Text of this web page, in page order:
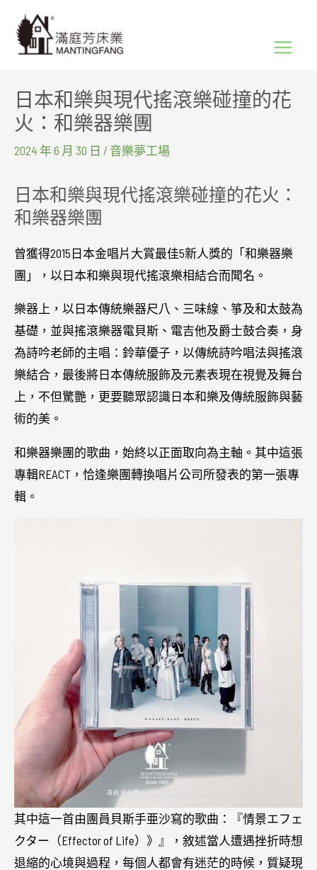
Menu
日本和樂與現代搖滾樂碰撞的花
火：和樂器樂團
2024 年 6 月 30 日 / 音樂夢工場
日本和樂與現代搖滾樂碰撞的花火：
和樂器樂團
曾獲得2015日本金唱片大賞最佳5新人獎的「和樂器樂
團」，以日本和樂與現代搖滾樂相結合而聞名。
樂器上，以日本傳統樂器尺八、三味線、箏及和太鼓為
基礎，並與搖滾樂器電貝斯、電吉他及爵士鼓合奏，身
為詩吟老師的主唱：鈴華優子，以傳統詩吟唱法與搖滾
樂結合，最後將日本傳統服飾及元素表現在視覺及舞台
上，不但驚艷，更要聽眾認識日本和樂及傳統服飾與藝
術的美。
和樂器樂團的歌曲，始終以正面取向為主軸。其中這張
專輯REACT，恰逢樂團轉換唱片公司所發表的第一張專
輯。
其中這一首由團員貝斯手亜沙寫的歌曲：『情景エフェ
クター（Effector of Life）》』，敘述當人遭遇挫折時想
退縮的心境與過程，每個人都會有迷茫的時候，質疑現